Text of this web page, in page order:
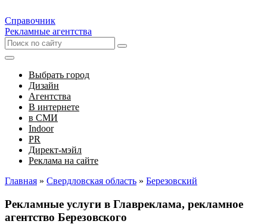
Справочник
Рекламные агентства
Выбрать город
Дизайн
Агентства
В интернете
в СМИ
Indoor
PR
Директ-мэйл
Реклама на сайте
Главная » Свердловская область » Березовский
Рекламные услуги в Главреклама, рекламное
агентство Березовского